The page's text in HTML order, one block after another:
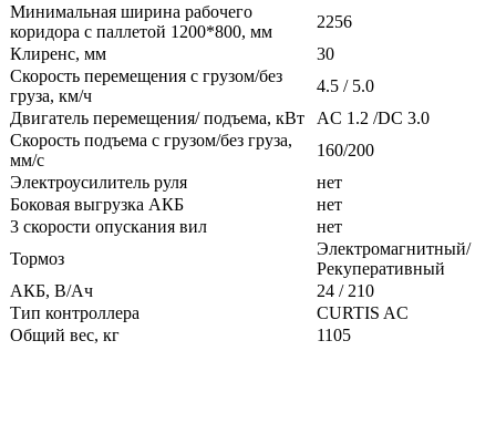
Минимальная ширина рабочего
коридора с паллетой 1200*800, мм
2256
Клиренс, мм
30
Скорость перемещения с грузом/без
груза, км/ч
4.5 / 5.0
Двигатель перемещения/ подъема, кВт
AC 1.2 /DC 3.0
Скорость подъема с грузом/без груза,
мм/с
160/200
Электроусилитель руля
нет
Боковая выгрузка АКБ
нет
3 скорости опускания вил
нет
Тормоз
Электромагнитный/
Рекуперативный
АКБ, В/Ач
24 / 210
Тип контроллера
CURTIS AC
Общий вес, кг
1105